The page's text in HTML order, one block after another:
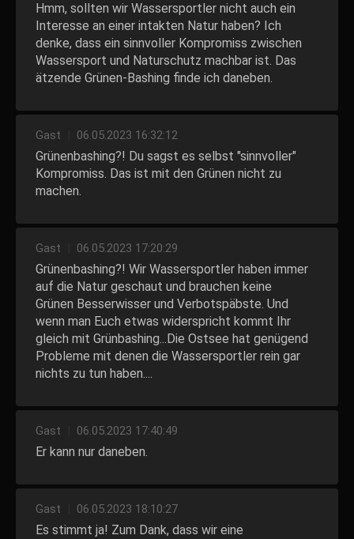
Hmm, sollten wir Wassersportler nicht auch ein
Interesse an einer intakten Natur haben? Ich
denke, dass ein sinnvoller Kompromiss zwischen
Wassersport und Naturschutz machbar ist. Das
ätzende Grünen-Bashing finde ich daneben.
Gast 06.05.2023 16:32:12
Grünenbashing?! Du sagst es selbst "sinnvoller"
Kompromiss. Das ist mit den Grünen nicht zu
machen.
Gast 06.05.2023 17:20:29
Grünenbashing?! Wir Wassersportler haben immer
auf die Natur geschaut und brauchen keine
Grünen Besserwisser und Verbotspäbste. Und
wenn man Euch etwas widerspricht kommt Ihr
gleich mit Grünbashing...Die Ostsee hat genügend
Probleme mit denen die Wassersportler rein gar
nichts zu tun haben....
Gast 06.05.2023 17:40:49
Er kann nur daneben.
Gast 06.05.2023 18:10:27
Es stimmt ja! Zum Dank, dass wir eine